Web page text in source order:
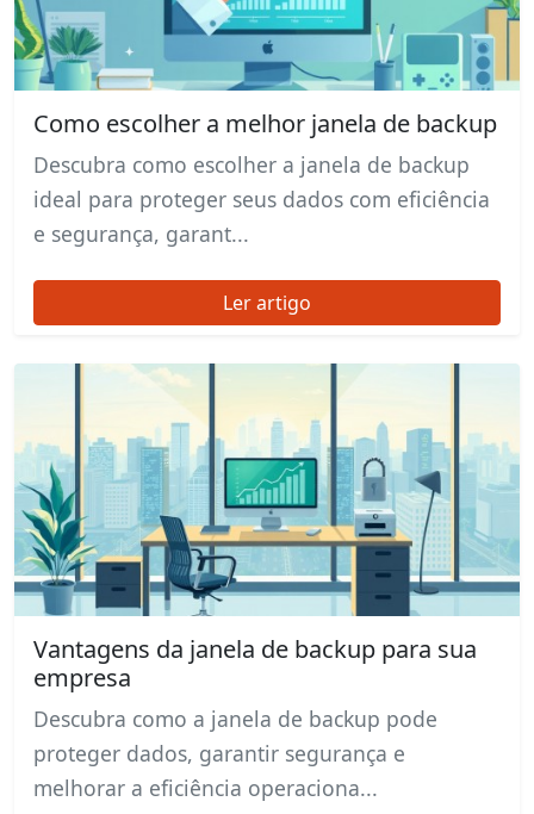
Como escolher a melhor janela de backup
Descubra como escolher a janela de backup
ideal para proteger seus dados com eficiência
e segurança, garant...
Ler artigo
Vantagens da janela de backup para sua
empresa
Descubra como a janela de backup pode
proteger dados, garantir segurança e
melhorar a eficiência operaciona...